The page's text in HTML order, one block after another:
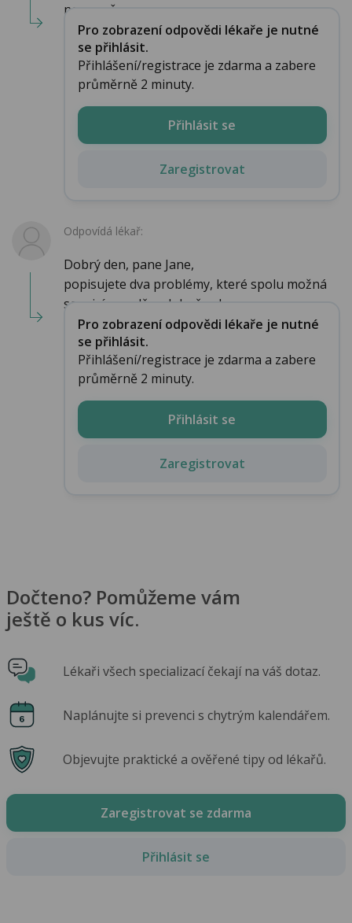
neopouš...
Pro zobrazení odpovědi lékaře je nutné
se přihlásit.
Přihlášení/registrace je zdarma a zabere
průměrně 2 minuty.
Přihlásit se
Zaregistrovat
Odpovídá lékař:
Dobrý den, pane Jane,
popisujete dva problémy, které spolu možná
souvisí pravděpodobně velm...
Pro zobrazení odpovědi lékaře je nutné
se přihlásit.
Přihlášení/registrace je zdarma a zabere
průměrně 2 minuty.
Přihlásit se
Zaregistrovat
Dočteno? Pomůžeme vám
ještě o kus víc.
Lékaři všech specializací čekají na váš dotaz.
Naplánujte si prevenci s chytrým kalendářem.
Objevujte praktické a ověřené tipy od lékařů.
Zaregistrovat se zdarma
Přihlásit se